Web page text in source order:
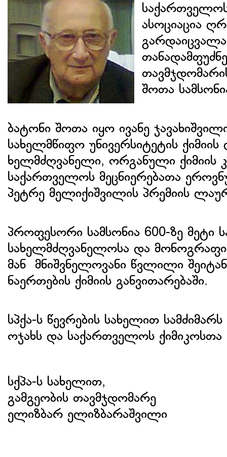
ასოციაცია
შოთა
ბატონი შოთა იყო ივანე
სახელმწიფო უნივერსიტეტის
ხელმძღვანელი, ორგანული
საქართველოს მეცნიერებათა
პეტრე მელიქიშვილის პრემიის
პროფესორი სამსონია 600-ზე მეტი
სახელმძღვანელოსა და
მან მნიშვნელოვანი წვლილი
ნაერთების ქიმიის განვითარებაში.
სპქა-ს წევრების სახელით
ოჯახს და საქართველოს ქიმიკოსთა
სქპა-ს სახელით,
გამგეობის თავმჯდომარე
ელიზბარ ელიზბარაშვილი